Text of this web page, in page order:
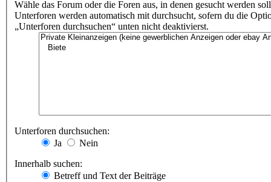
Wähle das Forum oder die Foren aus, in denen gesucht werden
Unterforen werden automatisch mit durchsucht, sofern du die
„Unterforen durchsuchen“ unten nicht deaktivierst.
Unterforen durchsuchen:
Ja
Nein
Innerhalb suchen:
Betreff und Text der Beiträge